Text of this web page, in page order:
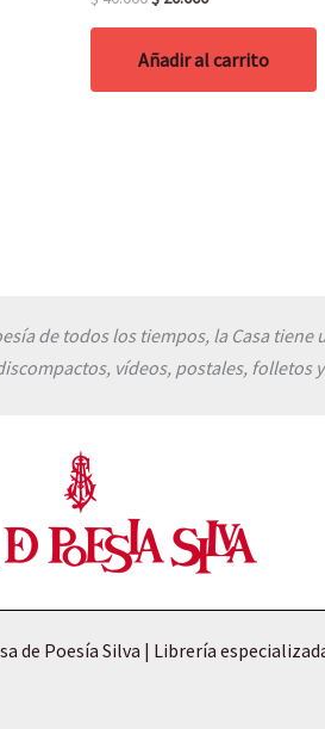
$ 40.000.$ 20.000.
Añadir al carrito
de todos los tiempos, la Casa
vídeos, postales, folletos
de Poesía Silva | Librería